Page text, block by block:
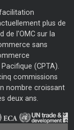
plus de
de l'OMC sur la
sans
(CPTA).
commissions
nombre croissant
deux ans.